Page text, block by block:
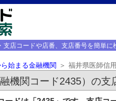
店コードや店番、支店番号を簡単に
始まる金融機関 福井県医師信
機関コード2435）の支